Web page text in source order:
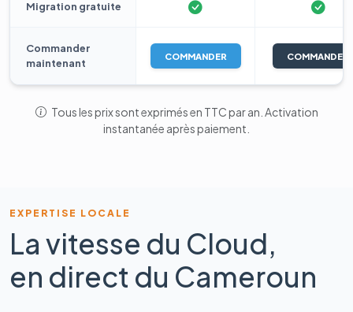
Migration gratuite
Commander
maintenant
COMMANDER COMMANDER
Tous les prix sont exprimés en TTC par an. Activation
instantanée après paiement.
EXPERTISE LOCALE
La vitesse du Cloud,
en direct du Cameroun